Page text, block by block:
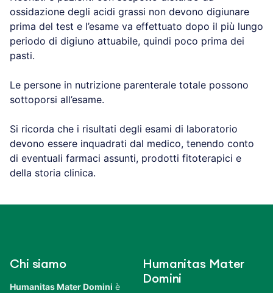
ossidazione degli acidi grassi non devono digiunare
prima del test e l’esame va effettuato dopo il più lungo
periodo di digiuno attuabile, quindi poco prima dei
pasti.
Le persone in nutrizione parenterale totale possono
sottoporsi all’esame.
Si ricorda che i risultati degli esami di laboratorio
devono essere inquadrati dal medico, tenendo conto
di eventuali farmaci assunti, prodotti fitoterapici e
della storia clinica.
Chi siamo
Humanitas Mater Domini è
Humanitas Mater
Domini